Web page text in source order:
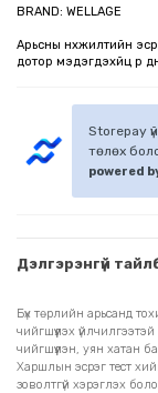
BRAND: WELLAGE
Арьсны нүхжилтийн
дотор мэдэгдэхүйц үр
Storepay
төлөх
powered
Дэлгэрэнгүй
Бүх төрлийн арьсанд
чийгшүүлэх
чийгшүүлэн, уян хатан
Харшлын эсрэг тест
зоволтгүй хэрэглэх